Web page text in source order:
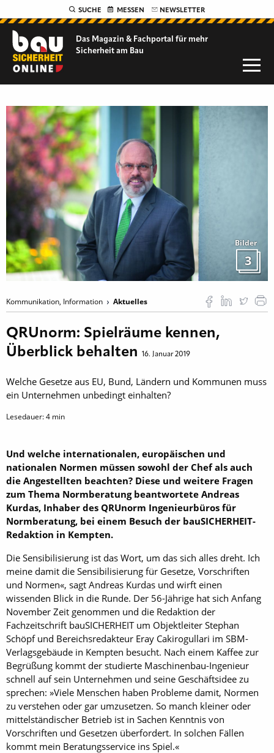
SUCHE MESSEN NEWSLETTER
Das Magazin & Fachportal für mehr
Sicherheit am Bau
Bilder
3
Kommunikation, Information Aktuelles
QRUnorm: Spielräume kennen,
Überblick behalten
16. Januar 2019
Welche Gesetze aus EU, Bund, Ländern und Kommunen muss
ein Unternehmen unbedingt einhalten?
Lesedauer:4 min
Und welche internationalen, europäischen und
nationalen Normen müssen sowohl der Chef als auch
die Angestellten beachten? Diese und weitere Fragen
zum Thema Normberatung beantwortete Andreas
Kurdas, Inhaber des QRUnorm Ingenieurbüros für
Normberatung, bei einem Besuch der bauSICHERHEIT-
Redaktion in Kempten.
Die Sensibilisierung ist das Wort, um das sich alles dreht. Ich
meine damit die Sensibilisierung für Gesetze, Vorschriften
und Normen«, sagt Andreas Kurdas und wirft einen
wissenden Blick in die Runde. Der 56-Jährige hat sich Anfang
November Zeit genommen und die Redaktion der
Fachzeitschrift bauSICHERHEIT um Objektleiter Stephan
Schöpf und Bereichsredakteur Eray Cakirogullari im SBM-
Verlagsgebäude in Kempten besucht. Nach einem Kaffee zur
Begrüßung kommt der studierte Maschinenbau-Ingenieur
schnell auf sein Unternehmen und seine Geschäftsidee zu
sprechen: »Viele Menschen haben Probleme damit, Normen
zu verstehen oder gar umzusetzen. So manch kleiner oder
mittelständischer Betrieb ist in Sachen Kenntnis von
Vorschriften und Gesetzen überfordert. In solchen Fällen
kommt mein Beratungsservice ins Spiel.«